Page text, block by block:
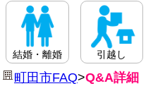
結婚・離婚 引越し
町田市FAQ>Q&A詳細